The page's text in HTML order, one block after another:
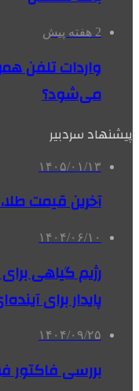
2 هفته پیش
واردات تلفن
می‌شود؟
پیشنهاد سردبیر
۱۴۰۵/۰۱/۱۳
آخرین قیمت طلا،
۱۴۰۴/۰۶/۱۰
رژیم گیاهی
پایدار برای
۱۴۰۴/۰۹/۲۵
بررسی